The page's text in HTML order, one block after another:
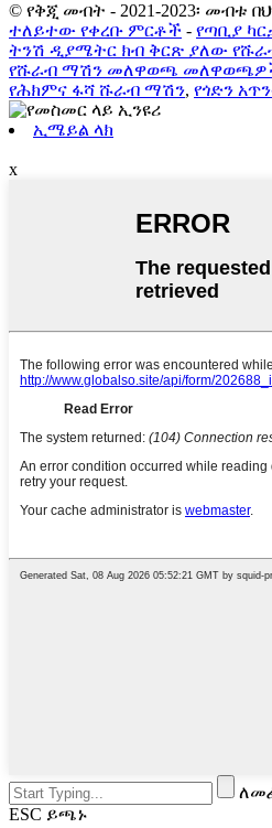
© የቅጂ መብት - 2021-2023፡ መብቱ
ተለይተው የቀረቡ ምርቶች - የጣቢያ
ትንሽ ዲያሜትር ክብ ቅርጽ ያለው
የሹራብ ማሽን መለዋወጫ
የሕክምና ፋሻ ሹራብ ማሽን, የጎድን
ኢሜይል ላክ
x
ESC ይጫኑ